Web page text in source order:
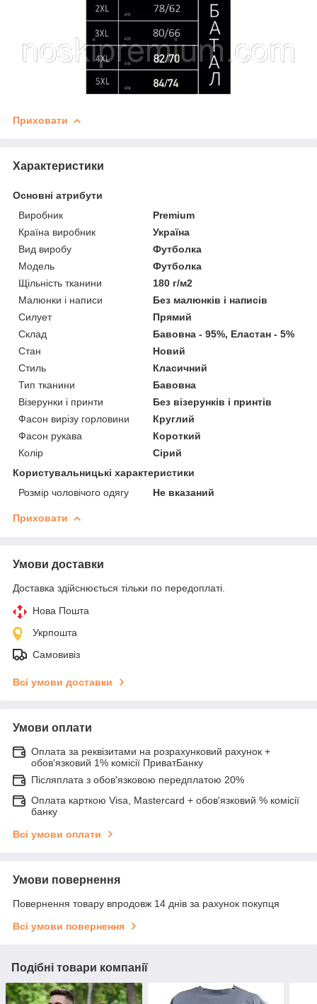
Приховати
Характеристики
Основні атрибути
Виробник
Premium
Країна виробник
Україна
Вид виробу
Футболка
Модель
Футболка
Щільність тканини
180 г/м2
Малюнки і написи
Без малюнків і написів
Силует
Прямий
Склад
Бавовна - 95%, Еластан - 5%
Стан
Новий
Стиль
Класичний
Тип тканини
Бавовна
Візерунки і принти
Без візерунків і принтів
Фасон вирізу горловини
Круглий
Фасон рукава
Короткий
Колір
Сірий
Користувальницькі характеристики
Розмір чоловічого одягу
Не вказаний
Приховати
Умови доставки
Доставка здійснюється тільки по передоплаті.
Нова Пошта
Укрпошта
Самовивіз
Всі умови доставки
Умови оплати
Оплата за реквізитами на розрахунковий рахунок +
обов'язковий 1% комісії ПриватБанку
Післяплата з обов'язковою передплатою 20%
Оплата карткою Visa, Mastercard + обов'язковий % комісії
банку
Всі умови оплати
Умови повернення
Повернення товару впродовж 14 днів за рахунок покупця
Всі умови повернення
Подібні товари компанії